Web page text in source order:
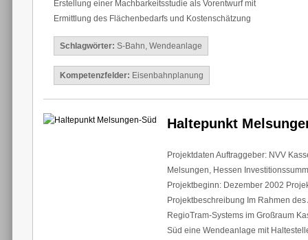
Erstellung einer Machbarkeitsstudie als Vorentwurf mit
Ermittlung des Flächenbedarfs und Kostenschätzung
Schlagwörter: S-Bahn, Wendeanlage
Kompetenzfelder: Eisenbahnplanung
Haltepunkt
Projektdaten Auftraggeber: NVV
Melsungen, Hessen
Projektbeginn: Dezember 2002
Projektbeschreibung Im Rahmen
RegioTram-Systems im Großraum
Süd eine Wendeanlage mit